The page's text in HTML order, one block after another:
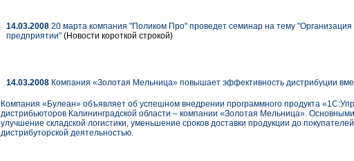
14.03.2008 20 марта компания "Поликом Про" проведет семинар на тему
предприятии" (Новости короткой строкой)
14.03.2008 Компания «Золотая Мельница» повышает эффективность дистрибуции
Компания «Булеан» объявляет об успешном внедрении программного продукта
дистрибьюторов Калининградской области – компании «Золотая Мельница».
улучшение складской логистики, уменьшение сроков доставки продукции до
дистрибуторской деятельностью.